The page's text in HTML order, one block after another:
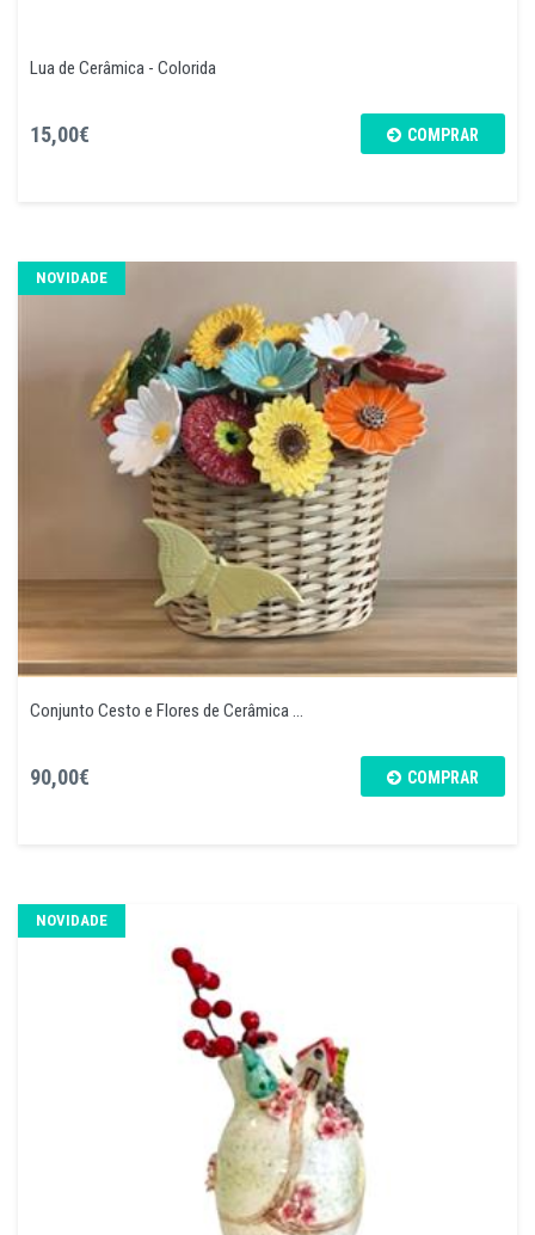
Lua de Cerâmica - Colorida
15,00€ COMPRAR
NOVIDADE
Conjunto Cesto e Flores de Cerâmica ...
90,00€ COMPRAR
NOVIDADE